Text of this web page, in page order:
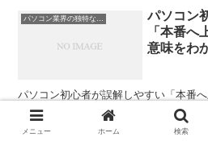
パソコン
「本番へ
意味をわ
パソコン初心者が誤解しやすい「本番
をわかりやすく解説プログラミングや
上げる」「修正内容を本番へ上げます
定です」といった表現をよく耳にしま
メニュー ホーム 検索